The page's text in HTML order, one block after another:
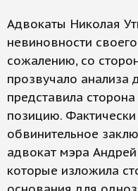
Адвокаты Николая
невиновности
сожалению, со
прозвучало анализа
представила
позицию.
обвинительное
адвокат мэра
которые изложила